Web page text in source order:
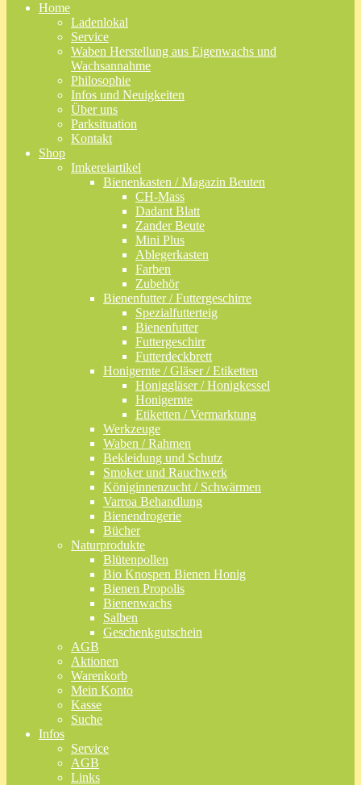
Home
Ladenlokal
Service
Waben Herstellung aus Eigenwachs und
Wachsannahme
Philosophie
Infos und Neuigkeiten
Über uns
Parksituation
Kontakt
Shop
Imkereiartikel
Bienenkasten / Magazin Beuten
CH-Mass
Dadant Blatt
Zander Beute
Mini Plus
Ablegerkasten
Farben
Zubehör
Bienenfutter / Futtergeschirre
Spezialfutterteig
Bienenfutter
Futtergeschirr
Futterdeckbrett
Honigernte / Gläser / Etiketten
Honiggläser / Honigkessel
Honigernte
Etiketten / Vermarktung
Werkzeuge
Waben / Rahmen
Bekleidung und Schutz
Smoker und Rauchwerk
Königinnenzucht / Schwärmen
Varroa Behandlung
Bienendrogerie
Bücher
Naturprodukte
Blütenpollen
Bio Knospen Bienen Honig
Bienen Propolis
Bienenwachs
Salben
Geschenkgutschein
AGB
Aktionen
Warenkorb
Mein Konto
Kasse
Suche
Infos
Service
AGB
Links